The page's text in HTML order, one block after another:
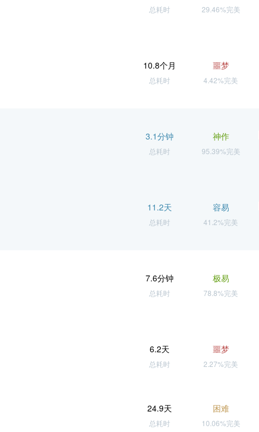
总耗时 29.46%完美
10.8个月
总耗时
噩梦
4.42%完美
3.1分钟
总耗时
神作
95.39%完美
11.2天
总耗时
容易
41.2%完美
7.6分钟
总耗时
极易
78.8%完美
6.2天
总耗时
噩梦
2.27%完美
24.9天
总耗时
困难
10.06%完美